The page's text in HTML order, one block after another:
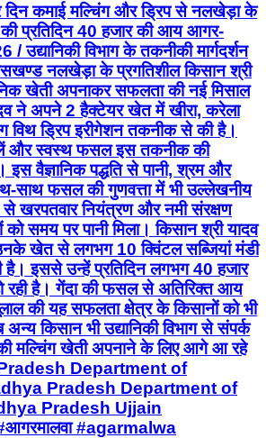
दिन कमाई मल्चिंग और ड्रिप से नलखेड़ा के
की प्रतिदिन 40 हजार की आय आगर-
उद्यानिकी विभाग के तकनीकी मार्गदर्शन
नलखेड़ा के प्रगतिशील किसान श्री
खेती अपनाकर सफलता की नई मिसाल
ने अपने 2 हैक्टेयर खेत में खीरा, करेला
विथ ड्रिप इरीगेशन तकनीक से की है।
और स्वस्थ फसल इस तकनीक की
वैज्ञानिक पद्धति से पानी, श्रम और
साथ फसल की गुणवत्ता में भी उल्लेखनीय
खरपतवार नियंत्रण और नमी संरक्षण
को समय पर पानी मिला। किसान श्री यादव
खेत से लगभग 10 क्विंटल सब्जियां मंडी
है। इससे उन्हें प्रतिदिन लगभग 40 हजार
रही है। गेंदा की फसल से अतिरिक्त आय
की यह सफलता क्षेत्र के किसानों को भी
किसान भी उद्यानिकी विभाग से संपर्क
मल्चिंग खेती अपनाने के लिए आगे आ रहे
Department of
Pradesh Department of
Pradesh Ujjain
#agarmalwa